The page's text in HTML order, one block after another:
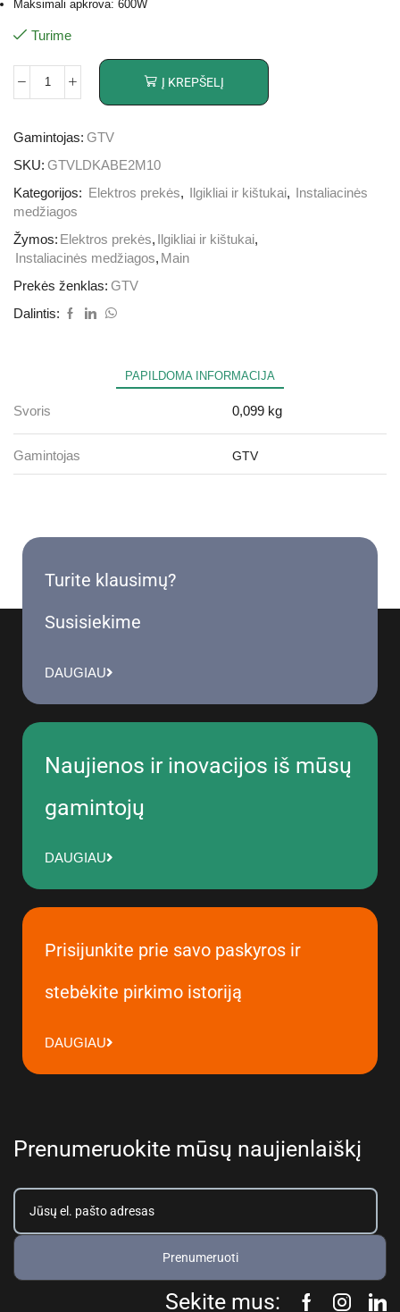
Maksimali apkrova: 600W
Turime
Į KREPŠELĮ
Gamintojas: GTV
SKU: GTVLDKABE2M10
Kategorijos:
Elektros prekės, Ilgikliai ir kištukai,
Instaliacinės
medžiagos
Žymos: Elektros prekės, Ilgikliai ir kištukai,
Instaliacinės medžiagos, Main
Prekės ženklas: GTV
Dalintis:
PAPILDOMA INFORMACIJA
Svoris 0,099 kg
Gamintojas GTV
Turite klausimų?
Susisiekime
DAUGIAU
Naujienos ir inovacijos iš mūsų
gamintojų
DAUGIAU
Prisijunkite prie savo paskyros ir
stebėkite pirkimo istoriją
DAUGIAU
Prenumeruokite mūsų naujienlaiškį
Prenumeruoti
Sekite mus: